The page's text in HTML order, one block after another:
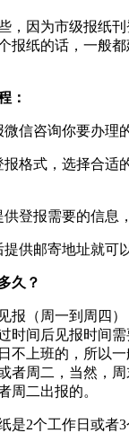
，因为市级报纸
报纸的话，一般
：
信咨询你要办理
格式，选择合适
登报需要的信息
供邮寄地址就可
久？
报（周一到周四
时间后见报时间需
不上班的，所以一
者周二，当然，
周二出报的。
是2个工作日或者